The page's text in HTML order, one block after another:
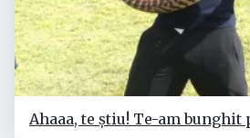
Ahaaa, te știu! Te-am